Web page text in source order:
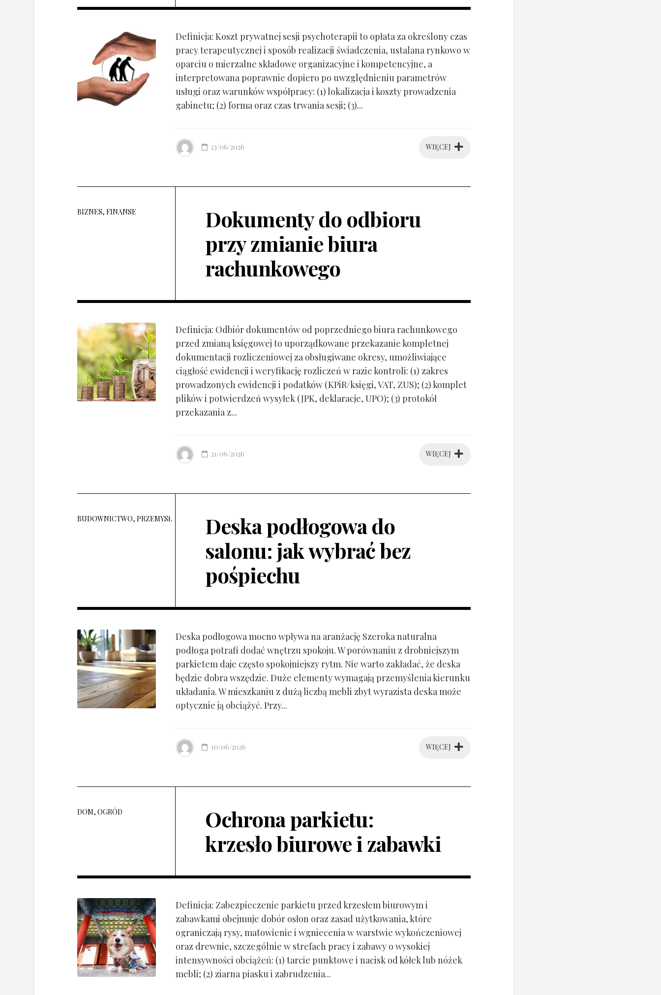
Definicja: Koszt prywatnej sesji psychoterapii to opłata za określony czas
pracy terapeutycznej i sposób realizacji świadczenia, ustalana rynkowo w
oparciu o mierzalne składowe organizacyjne i kompetencyjne, a
interpretowana poprawnie dopiero po uwzględnieniu parametrów
usługi oraz warunków współpracy: (1) lokalizacja i koszty prowadzenia
gabinetu; (2) forma oraz czas trwania sesji; (3)...
WIĘCEJ
23/06/2026
BIZNES, FINANSE
Dokumenty do odbioru
przy zmianie biura
rachunkowego
Definicja: Odbiór dokumentów od poprzedniego biura rachunkowego
przed zmianą księgowej to uporządkowane przekazanie kompletnej
dokumentacji rozliczeniowej za obsługiwane okresy, umożliwiające
ciągłość ewidencji i weryfikację rozliczeń w razie kontroli: (1) zakres
prowadzonych ewidencji i podatków (KPiR/księgi, VAT, ZUS); (2) komplet
plików i potwierdzeń wysyłek (JPK, deklaracje, UPO); (3) protokół
przekazania z...
WIĘCEJ
21/06/2026
BUDOWNICTWO, PRZEMYSŁ
Deska podłogowa do
salonu: jak wybrać bez
pośpiechu
Deska podłogowa mocno wpływa na aranżację Szeroka naturalna
podłoga potrafi dodać wnętrzu spokoju. W porównaniu z drobniejszym
parkietem daje często spokojniejszy rytm. Nie warto zakładać, że deska
będzie dobra wszędzie. Duże elementy wymagają przemyślenia kierunku
układania. W mieszkaniu z dużą liczbą mebli zbyt wyrazista deska może
optycznie ją obciążyć. Przy...
WIĘCEJ
10/06/2026
DOM, OGRÓD
Ochrona parkietu:
krzesło biurowe i zabawki
Definicja: Zabezpieczenie parkietu przed krzesłem biurowym i
zabawkami obejmuje dobór osłon oraz zasad użytkowania, które
ograniczają rysy, matowienie i wgniecenia w warstwie wykończeniowej
oraz drewnie, szczególnie w strefach pracy i zabawy o wysokiej
intensywności obciążeń: (1) tarcie punktowe i nacisk od kółek lub nóżek
mebli; (2) ziarna piasku i zabrudzenia...